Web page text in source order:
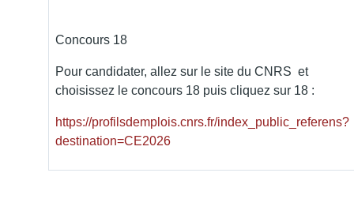
Concours 18
Pour candidater, allez sur le site du CNRS et
choisissez le concours 18 puis cliquez sur 18 :
https://profilsdemplois.cnrs.fr/index_public_referens?
destination=CE2026